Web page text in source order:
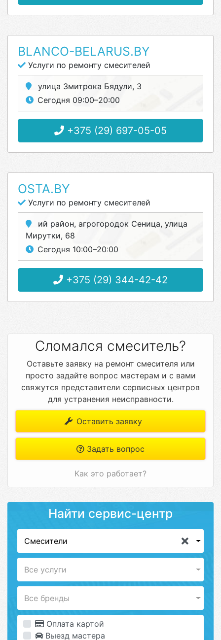
BLANCO-BELARUS.BY
Услуги по ремонту смесителей
улица Змитрока Бядули, 3
Сегодня 09:00–20:00
+375 (29) 697-05-05
OSTA.BY
Услуги по ремонту смесителей
ий район, агрогородок Сеница, улица
Мирутки, 68
Сегодня 10:00–20:00
+375 (29) 344-42-42
Сломался смеситель?
Оставьте заявку на ремонт смесителя или
просто задайте вопрос мастерам и с вами
свяжутся представители сервисных центров
для устранения неисправности.
Оставить заявку
Задать вопрос
Как это работает?
Найти сервис-центр
Смесители
Все услуги
Все бренды
Оплата картой
Выезд мастера